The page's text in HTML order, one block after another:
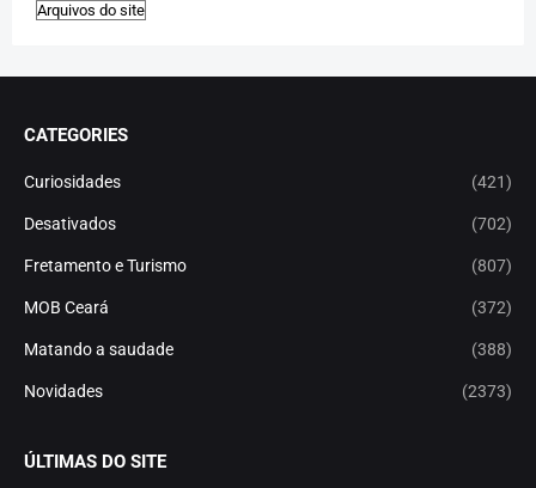
CATEGORIES
Curiosidades (421)
Desativados (702)
Fretamento e Turismo (807)
MOB Ceará (372)
Matando a saudade (388)
Novidades (2373)
ÚLTIMAS DO SITE